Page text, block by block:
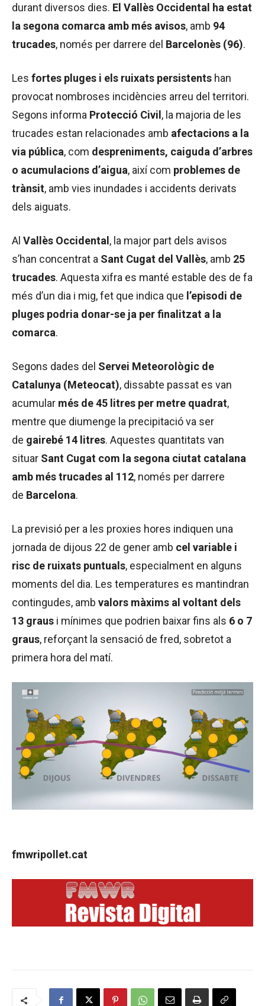
durant diversos dies. El Vallès Occidental ha estat
la segona comarca amb més avisos, amb 94
trucades, només per darrere del Barcelonès (96).
Les fortes pluges i els ruixats persistents han
provocat nombroses incidències arreu del territori.
Segons informa Protecció Civil, la majoria de les
trucades estan relacionades amb afectacions a la
via pública, com despreniments, caiguda d’arbres
o acumulacions d’aigua, així com problemes de
trànsit, amb vies inundades i accidents derivats
dels aiguats.
Al Vallès Occidental, la major part dels avisos
s’han concentrat a Sant Cugat del Vallès, amb 25
trucades. Aquesta xifra es manté estable des de fa
més d’un dia i mig, fet que indica que l’episodi de
pluges podria donar-se ja per finalitzat a la
comarca.
Segons dades del Servei Meteorològic de
Catalunya (Meteocat), dissabte passat es van
acumular més de 45 litres per metre quadrat,
mentre que diumenge la precipitació va ser
de gairebé 14 litres. Aquestes quantitats van
situar Sant Cugat com la segona ciutat catalana
amb més trucades al 112, només per darrere
de Barcelona.
La previsió per a les proxies hores indiquen una
jornada de dijous 22 de gener amb cel variable i
risc de ruixats puntuals, especialment en alguns
moments del dia. Les temperatures es mantindran
contingudes, amb valors màxims al voltant dels
13 graus i mínimes que podrien baixar fins als 6 o 7
graus, reforçant la sensació de fred, sobretot a
primera hora del matí.
fmwripollet.cat